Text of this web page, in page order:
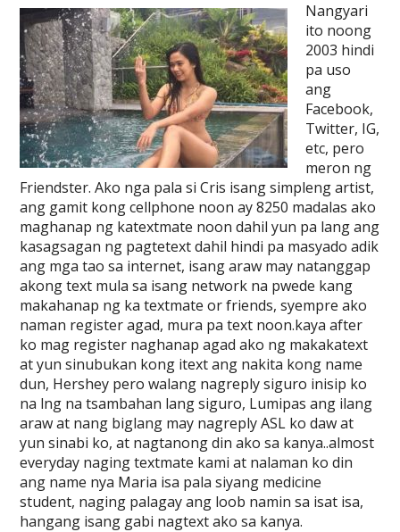
Nangyari
ito noong
2003 hindi
pa uso
ang
Facebook,
Twitter, IG,
etc, pero
meron ng
Friendster. Ako nga pala si Cris isang simpleng artist,
ang gamit kong cellphone noon ay 8250 madalas ako
maghanap ng katextmate noon dahil yun pa lang ang
kasagsagan ng pagtetext dahil hindi pa masyado adik
ang mga tao sa internet, isang araw may natanggap
akong text mula sa isang network na pwede kang
makahanap ng ka textmate or friends, syempre ako
naman register agad, mura pa text noon.kaya after
ko mag register naghanap agad ako ng makakatext
at yun sinubukan kong itext ang nakita kong name
dun, Hershey pero walang nagreply siguro inisip ko
na lng na tsambahan lang siguro, Lumipas ang ilang
araw at nang biglang may nagreply ASL ko daw at
yun sinabi ko, at nagtanong din ako sa kanya..almost
everyday naging textmate kami at nalaman ko din
ang name nya Maria isa pala siyang medicine
student, naging palagay ang loob namin sa isat isa,
hangang isang gabi nagtext ako sa kanya.